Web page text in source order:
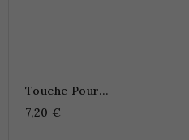
Touche Pour
Comparateur À Levier
3mm
7,20 €